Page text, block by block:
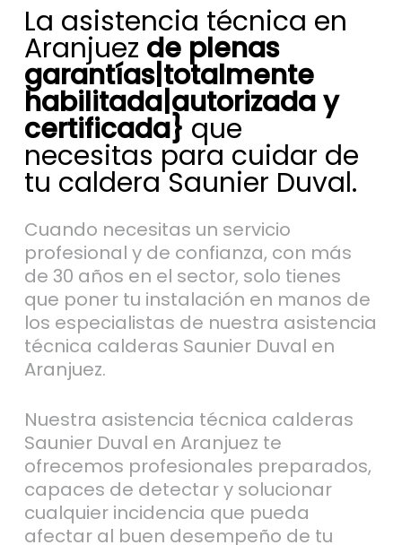
La asistencia técnica en
Aranjuez de plenas
garantías|totalmente
habilitada|autorizada y
certificada} que
necesitas para cuidar de
tu caldera Saunier Duval.
Cuando necesitas un servicio
profesional y de confianza, con más
de 30 años en el sector, solo tienes
que poner tu instalación en manos de
los especialistas de nuestra asistencia
técnica calderas Saunier Duval en
Aranjuez.
Nuestra asistencia técnica calderas
Saunier Duval en Aranjuez te
ofrecemos profesionales preparados,
capaces de detectar y solucionar
cualquier incidencia que pueda
afectar al buen desempeño de tu